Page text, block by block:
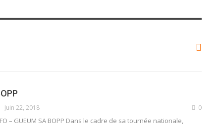
Juin 22, 2018 0
– GUEUM SA BOPP Dans le cadre de sa tournée nationale,